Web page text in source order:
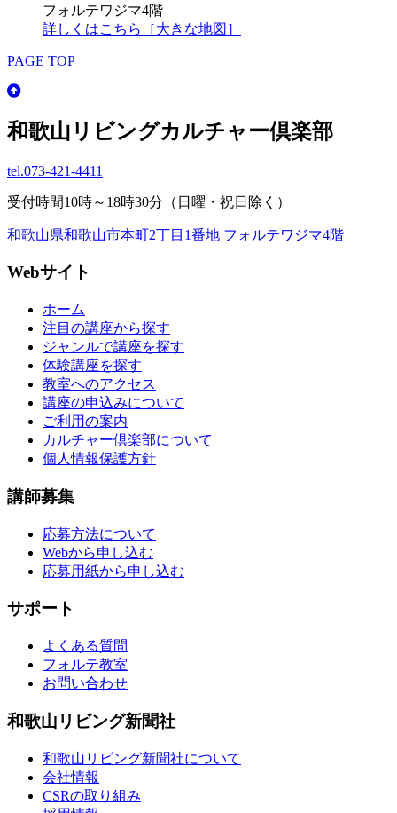
フォルテワジマ4階
詳しくはこちら［大きな地図］
PAGE TOP
和歌山リビングカルチャー倶楽部
tel.073-421-4411
受付時間10時～18時30分（日曜・祝日除く）
和歌山県和歌山市本町2丁目1番地 フォルテワジマ4階
Webサイト
ホーム
注目の講座から探す
ジャンルで講座を探す
体験講座を探す
教室へのアクセス
講座の申込みについて
ご利用の案内
カルチャー倶楽部について
個人情報保護方針
講師募集
応募方法について
Webから申し込む
応募用紙から申し込む
サポート
よくある質問
フォルテ教室
お問い合わせ
和歌山リビング新聞社
和歌山リビング新聞社について
会社情報
CSRの取り組み